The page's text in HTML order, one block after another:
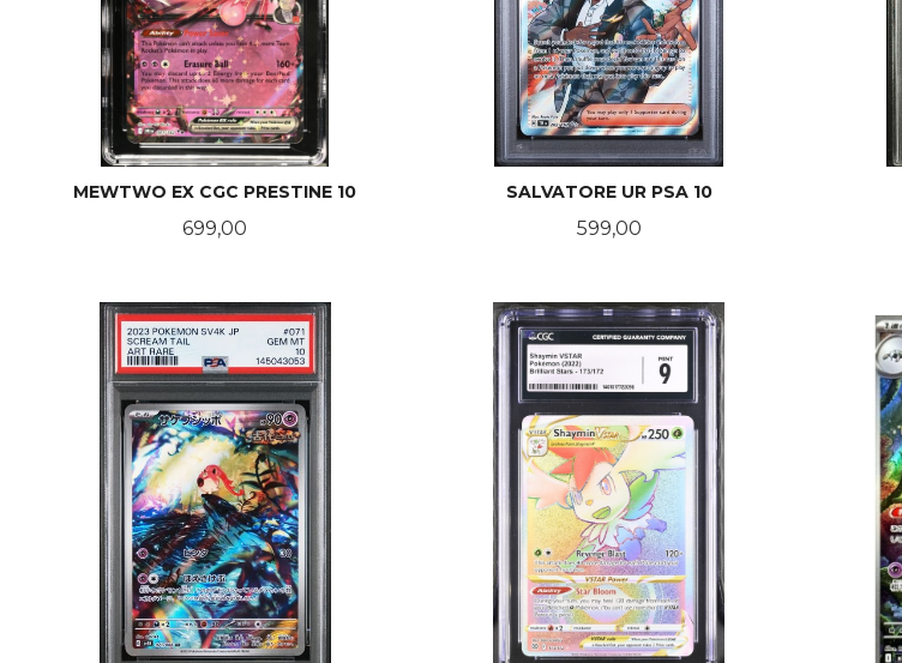
MEWTWO EX CGC PRESTINE 10
Pris
699,00
KJØP
SALVATORE UR PSA 10
Pris
599,00
KJØP